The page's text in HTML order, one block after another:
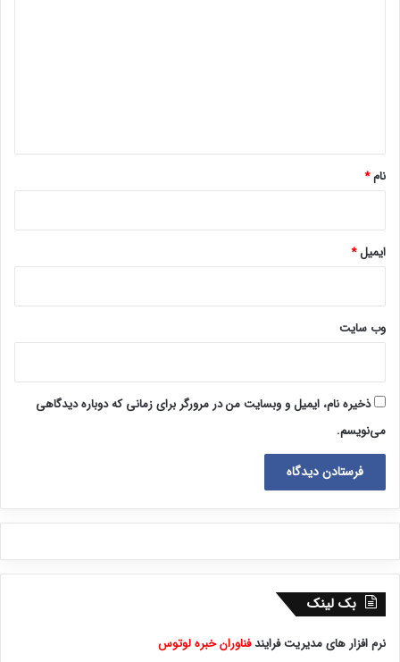
نام*
ایمیل*
وب‌ سایت
ذخیره نام، ایمیل و وبسایت من در مرورگر برای زمانی که دوباره دیدگاهی
می‌نویسم.
بک لینک
نرم افزار های مدیریت فرایندفناوران خبره لوتوس